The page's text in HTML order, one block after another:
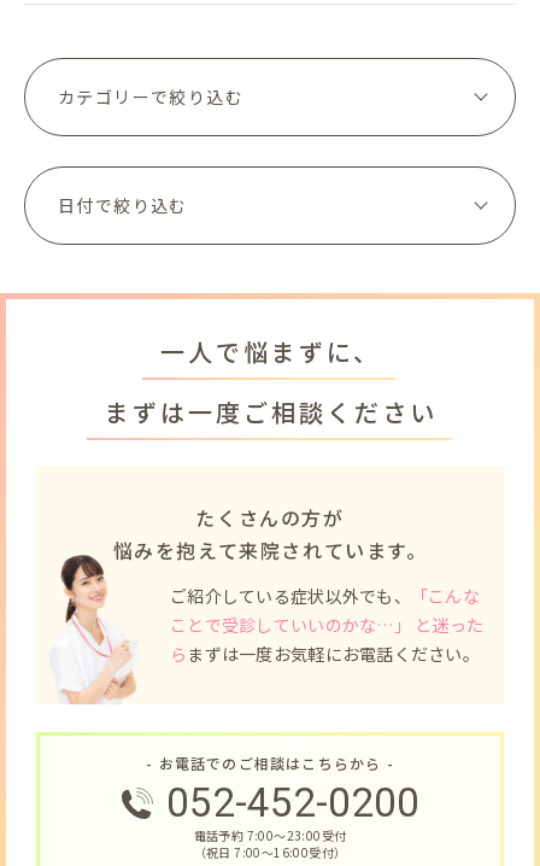
一人で悩まずに、
まずは一度ご相談ください
たくさんの方が
悩みを抱えて来院されています。
ご紹介している症状以外でも、
「こんな
ことで受診していいのかな…」 と迷った
ら まずは一度お気軽にお電話ください。
- お電話でのご相談はこちらから -
052-452-0200
電話予約 7:00〜23:00受付
（祝日 7:00〜16:00受付）